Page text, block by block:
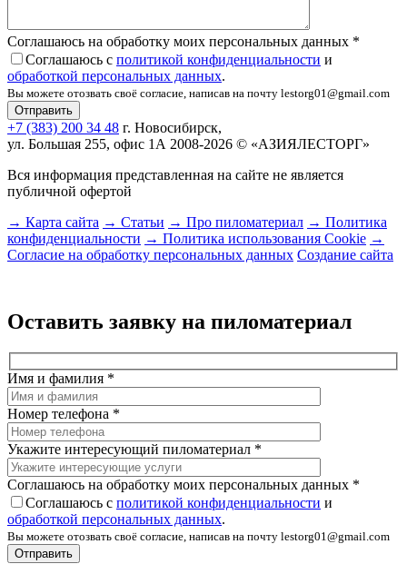
Соглашаюсь на обработку моих персональных данных *
Соглашаюсь с политикой конфиденциальности и
обработкой персональных данных.
Вы можете отозвать своё согласие, написав на почту lestorg01@gmail.com
+7 (383) 200 34 48 г. Новосибирск,
ул. Большая 255, офис 1А 2008-2026 © «АЗИЯЛЕСТОРГ»
Вся информация представленная на сайте не является
публичной офертой
→ Карта сайта → Статьи → Про пиломатериал → Политика
конфиденциальности → Политика использования Cookie →
Согласие на обработку персональных данных Создание сайта
Оставить заявку на пиломатериал
Имя и фамилия *
Номер телефона *
Укажите интересующий пиломатериал *
Соглашаюсь на обработку моих персональных данных *
Соглашаюсь с политикой конфиденциальности и
обработкой персональных данных.
Вы можете отозвать своё согласие, написав на почту lestorg01@gmail.com